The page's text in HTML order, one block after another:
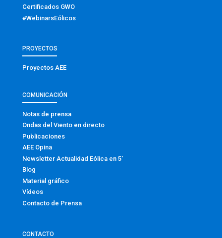
Certificados GWO
#WebinarsEólicos
PROYECTOS
Proyectos AEE
COMUNICACIÓN
Notas de prensa
Ondas del Viento en directo
Publicaciones
AEE Opina
Newsletter Actualidad Eólica en 5′
Blog
Material gráfico
Vídeos
Contacto de Prensa
CONTACTO